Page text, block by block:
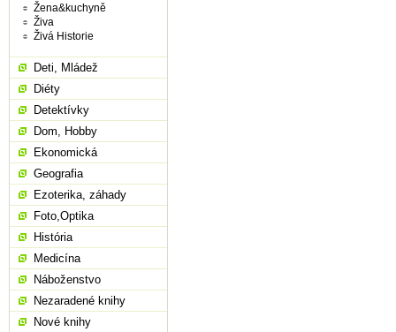
Žena&kuchyně
Živa
Živá Historie
Deti, Mládež
Diéty
Detektívky
Dom, Hobby
Ekonomická
Geografia
Ezoterika, záhady
Foto,Optika
História
Medicína
Náboženstvo
Nezaradené knihy
Nové knihy